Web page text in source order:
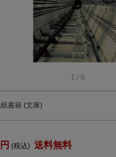
1 / 6
紙書籍 (文庫)
円 (税込) 送料無料